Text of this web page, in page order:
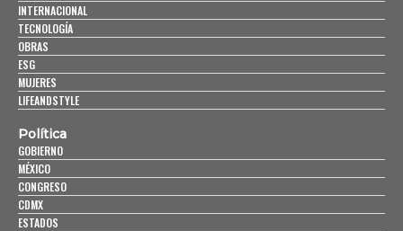
INTERNACIONAL
TECNOLOGÍA
OBRAS
ESG
MUJERES
LIFEANDSTYLE
Política
GOBIERNO
MÉXICO
CONGRESO
CDMX
ESTADOS